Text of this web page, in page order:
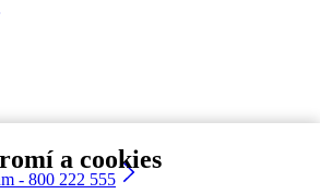
a cookies
- 800 222 555